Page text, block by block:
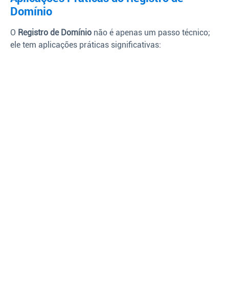
Domínio
O Registro de Domínio não é apenas um passo técnico;
ele tem aplicações práticas significativas: